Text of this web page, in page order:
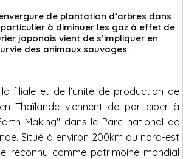
de plantation d’arbres dans
à diminuer les gaz à effet de
japonais vient de s’impliquer en
des animaux sauvages.
filiale et de l’unité de production de
Thaïlande viennent de participer à
Making" dans le Parc national de
Situé à environ 200km au nord-est
reconnu comme patrimoine mondial